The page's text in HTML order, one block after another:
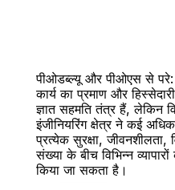
बैक
पीओडब्ल्यू और पीओएस से परे:
कार्य का प्रमाण और
ज्ञात सहमति तंत्र हैं, लेकिन
इंजीनियरिंग क्षेत्र ने कई
प्रत्येक सुरक्षा, जीवनशीलता,
संख्या के बीच विभिन्न
किया जा सकता है।